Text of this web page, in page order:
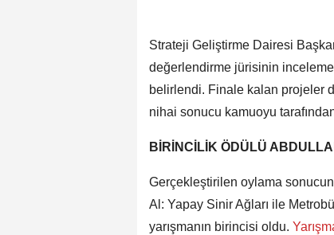
Strateji Geliştirme Dairesi
değerlendirme jürisinin
belirlendi. Finale kalan projeler
nihai sonucu kamuoyu
BİRİNCİLİK ÖDÜLÜ
Gerçekleştirilen oylama
Al: Yapay Sinir Ağları ile
yarışmanın birincisi oldu.